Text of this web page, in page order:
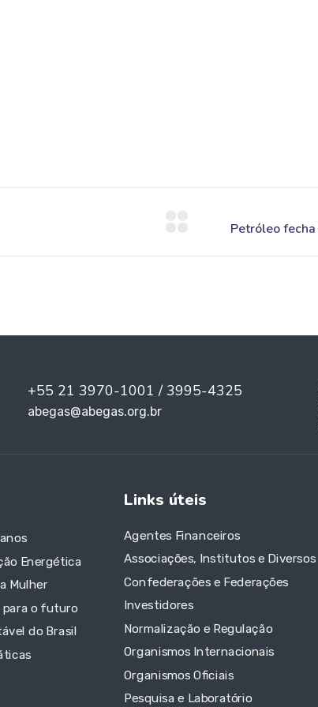
+55 21 3970-1001 / 3995-4325
abegas@abegas.org.br
Energética
Mulher
para o futuro
do Brasil
Links úteis
Agentes Financeiros
Associações, Institutos e Diversos
Confederações e Federações
Investidores
Normalização e Regulação
Organismos Internacionais
Organismos Oficiais
Pesquisa e Laboratório